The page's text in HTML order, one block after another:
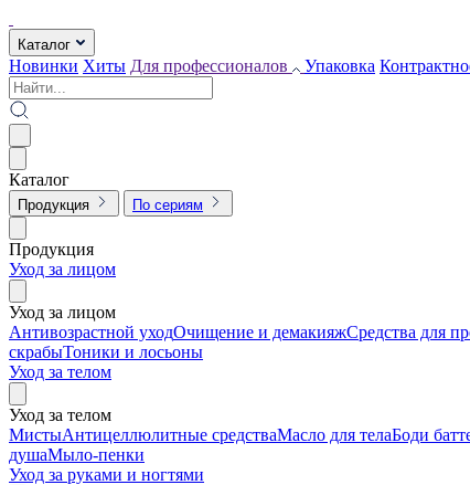
Каталог
Новинки Хиты Для профессионалов Упаковка
Каталог
Продукция По сериям
Продукция
Уход за лицом
Уход за лицом
Антивозрастной уходОчищение и демакияжСредства для
скрабыТоники и лосьоны
Уход за телом
Уход за телом
МистыАнтицеллюлитные средстваМасло для телаБоди
душаМыло-пенки
Уход за руками и ногтями